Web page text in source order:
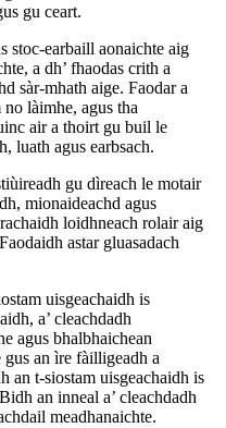
gu ceart.
stoc-earbaill aonaichte aig
a dh’ fhaodas crith a
sàr-mhath aige. Faodar a
làimhe, agus tha
air a thoirt gu buil le
luath agus earbsach.
gu dìreach le motair
mionaideachd agus
loidhneach rolair aig
Faodaidh astar gluasadach
uisgeachaidh is
a’ cleachdadh
agus bhalbhaichean
gus an ìre fàilligeadh a
an t-siostam uisgeachaidh is
an inneal a’ cleachdadh
meadhanaichte.